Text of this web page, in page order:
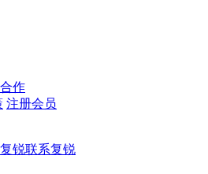
作
注册会员
锐联系复锐